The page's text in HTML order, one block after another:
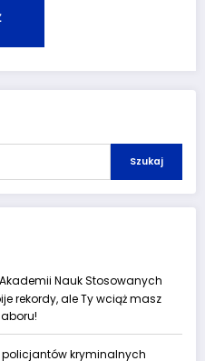
Szukaj
Nauk Stosowanych
rekordy, ale Ty wciąż masz
kryminalnych